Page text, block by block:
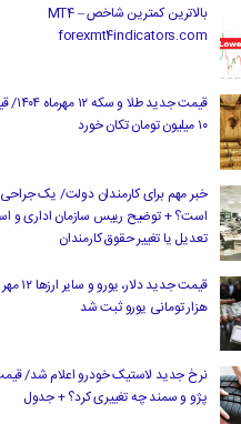
بالاترین کمترین شاخص MT4 –
forexmt4indicators.com
قیمت
۱۰ میلیون تومان تکان خورد
خبر مهم برای کارمندان دولت/ یک جراحی
است؟ + توضیح رییس سازمان اداری و
تعدیل یا تغییر حقوق کارمندان
هزار تومانی یورو ثبت شد
نرخ جدید لاستیک خودرو اعلام شد/
پژو و سمند چه تغییری کرد؟ + جدول